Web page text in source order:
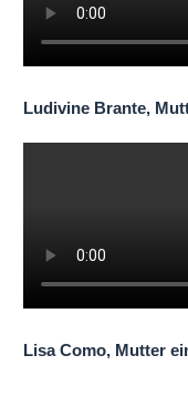
Ludivine Brante,
Lisa Como, Mutter